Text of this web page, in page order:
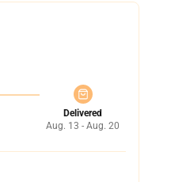
Delivered
Aug. 13 - Aug. 20